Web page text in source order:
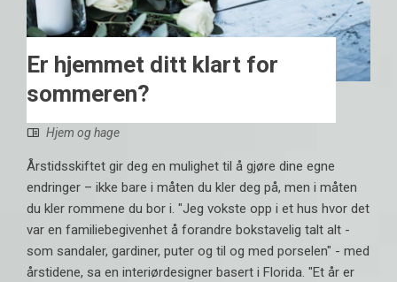
Er hjemmet ditt klart for
sommeren?
Hjem og hage
Årstidsskiftet gir deg en mulighet til å gjøre dine egne
endringer – ikke bare i måten du kler deg på, men i måten
du kler rommene du bor i. "Jeg vokste opp i et hus hvor det
var en familiebegivenhet å forandre bokstavelig talt alt -
som sandaler, gardiner, puter og til og med porselen" - med
årstidene, sa en interiørdesigner basert i Florida. "Et år er